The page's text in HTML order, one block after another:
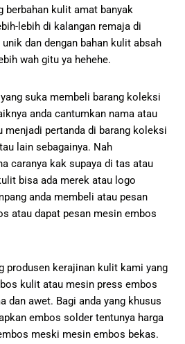
berbahan kulit amat banyak
lebih di kalangan remaja di
dan dengan bahan kulit absah
wah gitu ya hehehe.
suka membeli barang koleksi
anda cantumkan nama atau
menjadi pertanda di barang koleksi
lain sebagainya. Nah
caranya kak supaya di tas atau
bisa ada merek atau logo
anda membeli atau pesan
atau dapat pesan mesin embos
produsen kerajinan kulit kami yang
kulit atau mesin press embos
dan awet. Bagi anda yang khusus
embos solder tentunya harga
meski mesin embos bekas.